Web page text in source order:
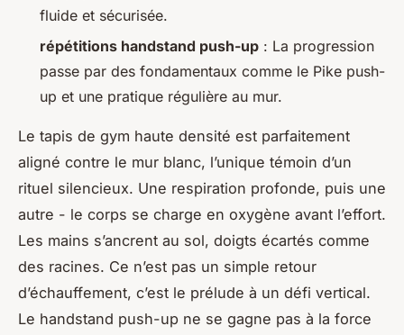
fluide et sécurisée.
répétitions handstand push-up : La progression
passe par des fondamentaux comme le Pike push-
up et une pratique régulière au mur.
Le tapis de gym haute densité est parfaitement
aligné contre le mur blanc, l’unique témoin d’un
rituel silencieux. Une respiration profonde, puis une
autre - le corps se charge en oxygène avant l’effort.
Les mains s’ancrent au sol, doigts écartés comme
des racines. Ce n’est pas un simple retour
d’échauffement, c’est le prélude à un défi vertical.
Le handstand push-up ne se gagne pas à la force